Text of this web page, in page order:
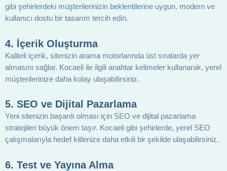
gibi şehirlerdeki müşterilerinizin beklentilerine uygun, modern ve
kullanıcı dostu bir tasarım tercih edin.
4. İçerik Oluşturma
Kaliteli içerik, sitenizin arama motorlarında üst sıralarda yer
almasını sağlar. Kocaeli ile ilgili anahtar kelimeler kullanarak, yerel
müşterilerinize daha kolay ulaşabilirsiniz.
5. SEO ve Dijital Pazarlama
Yeni sitenizin başarılı olması için SEO ve dijital pazarlama
stratejileri büyük önem taşır. Kocaeli gibi şehirlerde, yerel SEO
çalışmalarıyla hedef kitlenize daha etkili bir şekilde ulaşabilirsiniz.
6. Test ve Yayına Alma